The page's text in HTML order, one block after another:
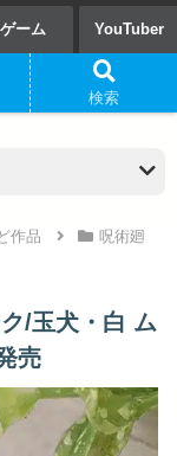
ゲーム YouTuber
作品
呪術廻
/玉犬・白 ム
売
検索